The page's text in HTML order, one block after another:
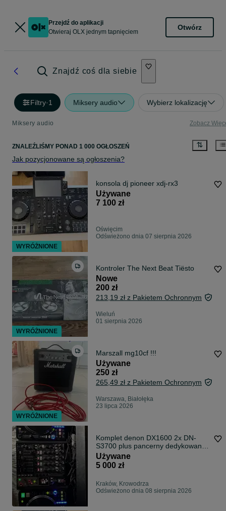
Przejdź do aplikacji
Otwieraj OLX jednym tapnięciem
Otwórz
Znajdź coś dla siebie
Filtry·1 Miksery audio Wybierz lokalizację
Miksery audio Zobacz
ZNALEŹLIŚMY PONAD 1 000 OGŁOSZEŃ
Jak pozycjonowane są ogłoszenia?
konsola dj pioneer xdj-rx3
Używane
7 100 zł
Oświęcim
Odświeżono dnia 07 sierpnia 2026
Kontroler The Next Beat Tiësto
Nowe
200 zł
213,19 zł z Pakietem Ochronnym
Wieluń
01 sierpnia 2026
Marszall mg10cf !!!
Używane
250 zł
265,49 zł z Pakietem Ochronnym
Warszawa, Białołęka
23 lipca 2026
Komplet denon DX1600 2x DN-
S3700 plus pancerny dedykowany
case.
Używane
5 000 zł
Kraków, Krowodrza
Odświeżono dnia 08 sierpnia 2026
WYRÓŻNIONE
WYRÓŻNIONE
WYRÓŻNIONE